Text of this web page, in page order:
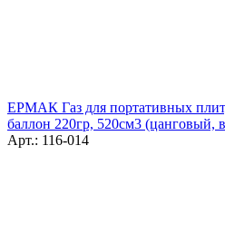
ЕРМАК Газ для портативных
баллон 220гр, 520см3 (цанговый,
Арт.: 116-014